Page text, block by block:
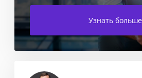
Узнать больше